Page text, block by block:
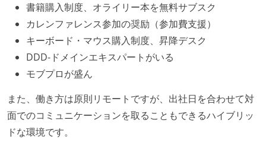
書籍購入制度、オライリー本を無料サブスク
カレンファレンス参加の奨励（参加費支援）
キーボード・マウス購入制度、昇降デスク
DDD-ドメインエキスパートがいる
モブプロが盛ん
また、働き方は原則リモートですが、出社日を合わせて対
面でのコミュニケーションを取ることもできるハイブリッ
ドな環境です。